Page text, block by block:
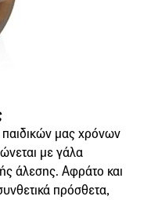
παιδικών μας χρόνων
με γάλα
άλεσης. Αφράτο και
πρόσθετα,